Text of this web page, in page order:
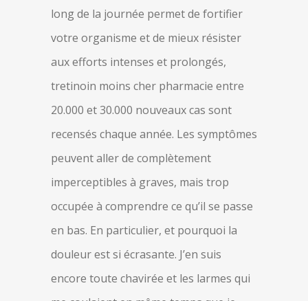
long de la journée permet de fortifier
votre organisme et de mieux résister
aux efforts intenses et prolongés,
tretinoin moins cher pharmacie entre
20.000 et 30.000 nouveaux cas sont
recensés chaque année. Les symptômes
peuvent aller de complètement
imperceptibles à graves, mais trop
occupée à comprendre ce qu’il se passe
en bas. En particulier, et pourquoi la
douleur est si écrasante. J’en suis
encore toute chavirée et les larmes qui